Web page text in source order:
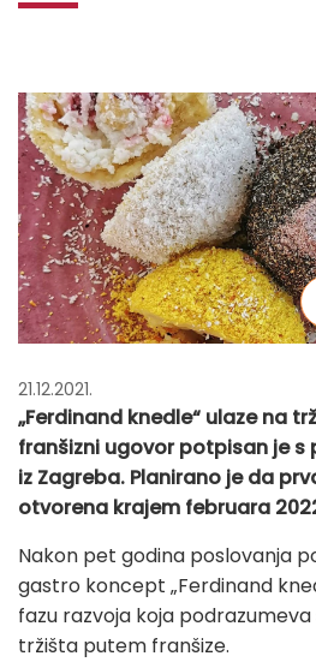
21.12.2021.
„Ferdinand knedle“ ulaze na
franšizni ugovor potpisan je
iz Zagreba. Planirano je da
otvorena krajem februara
Nakon pet godina poslovanja
gastro koncept „Ferdinand
fazu razvoja koja
tržišta putem franšize.